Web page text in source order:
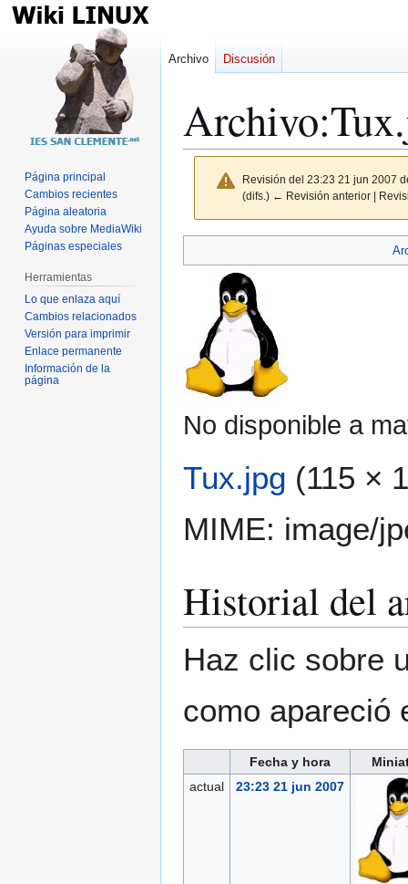
Archivo:
Revisión del 23:23 21 jun 2007
(difs.) ← Revisión anterior |
a
navegación
a
búsqueda
No disponible a
Tux.jpg (115 ×
MIME: image/
Historial del
Haz clic sobre
como apareció
Fecha y hora
actual
23:23 21 jun 2007
Archivo Discusión
Página principal
Cambios recientes
Página aleatoria
Ayuda sobre MediaWiki
Páginas especiales
Herramientas
Lo que enlaza aquí
Cambios relacionados
Versión para imprimir
Enlace permanente
Información de la
página